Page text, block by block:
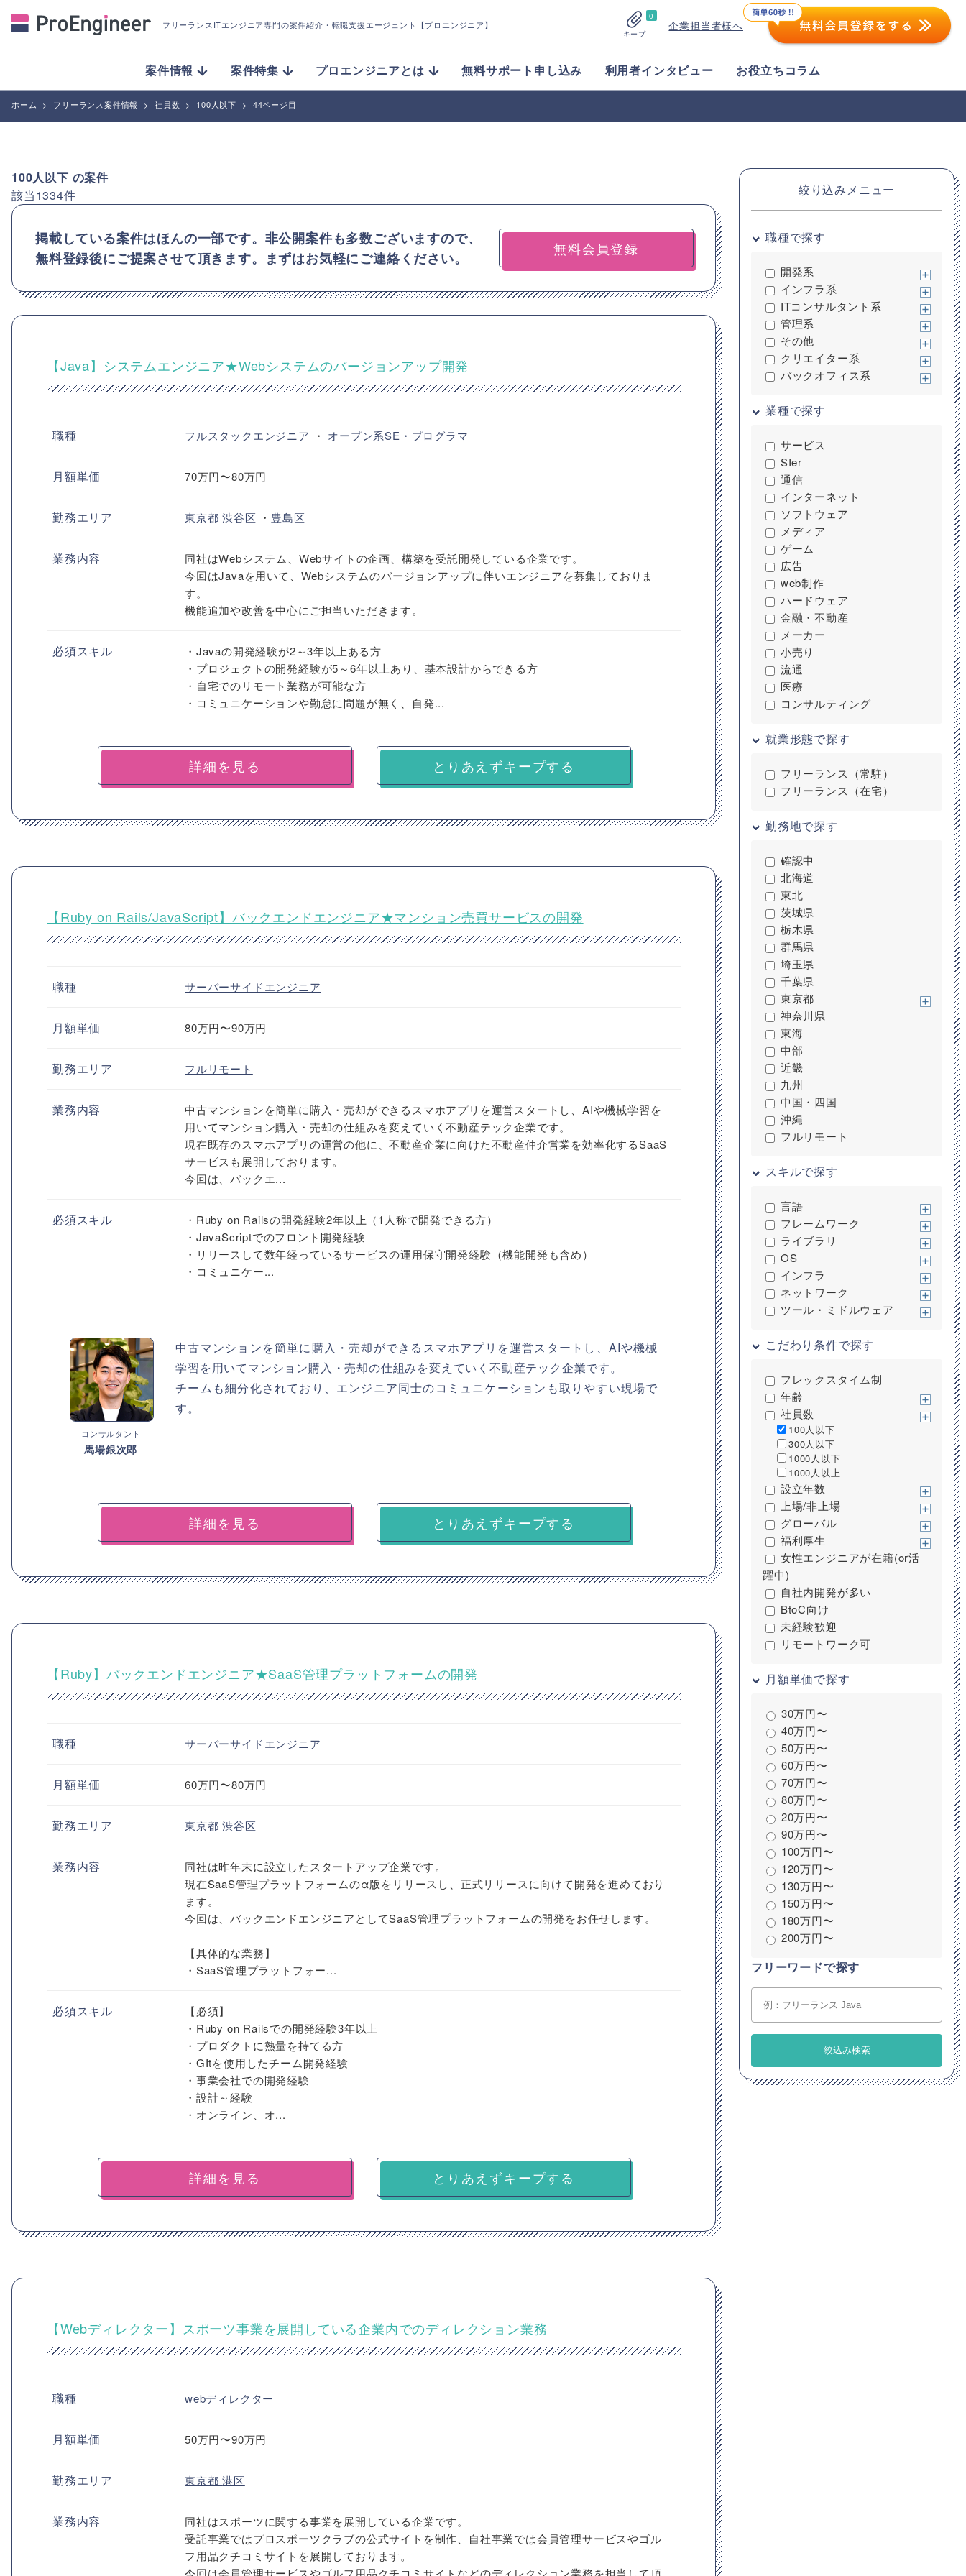
フリーランスITエンジニア専門の案件紹介 ・転職支援エージェント【プロエンジニア】
0
キープ
企業担当者様へ
案件情報 案件特集 プロエンジニアとは 無料サポート申し込み 利用者インタビュー お役立ちコラム
ホーム > フリーランス案件情報 > 社員数 > 100人以下 > 44ページ目
100人以下 の案件
該当1334件
掲載している案件はほんの一部です。非公開案件も多数ございますので、
無料登録後にご提案させて頂きます。まずはお気軽にご連絡ください。
無料会員登録
【Java】システムエンジニア★Webシステムのバージョンアップ開発
職種 フルスタックエンジニア ・ オープン系SE・プログラマ
月額単価 70万円〜80万円
勤務エリア 東京都渋谷区 ・ 豊島区
業務内容
同社はWebシステム、Webサイトの企画、構築を受託開発している企業です。
今回はJavaを用いて、Webシステムのバージョンアップに伴いエンジニアを募集しておりま
す。
機能追加や改善を中心にご担当いただきます。
必須スキル
・Javaの開発経験が2～3年以上ある方
・プロジェクトの開発経験が5～6年以上あり、基本設計からできる方
・自宅でのリモート業務が可能な方
・コミュニケーションや勤怠に問題が無く、自発...
詳細を見る とりあえずキープする
【Ruby on Rails/JavaScript】バックエンドエンジニア★マンション売買サービスの開発
職種 サーバーサイドエンジニア
月額単価 80万円〜90万円
勤務エリア フルリモート
業務内容
中古マンションを簡単に購入・売却ができるスマホアプリを運営スタートし、AIや機械学習を
用いてマンション購入・売却の仕組みを変えていく不動産テック企業です。
現在既存のスマホアプリの運営の他に、不動産企業に向けた不動産仲介営業を効率化するSaaS
サービスも展開しております。
今回は、バックエ...
必須スキル
・Ruby on Railsの開発経験2年以上（1人称で開発できる方）
・JavaScriptでのフロント開発経験
・リリースして数年経っているサービスの運用保守開発経験（機能開発も含め）
・コミュニケー...
コンサルタント
馬場銀次郎
中古マンションを簡単に購入・売却ができるスマホアプリを運営スタートし、AIや機械
学習を用いてマンション購入・売却の仕組みを変えていく不動産テック企業です。
チームも細分化されており、エンジニア同士のコミュニケーションも取りやすい現場で
す。
詳細を見る とりあえずキープする
【Ruby】バックエンドエンジニア★SaaS管理プラットフォームの開発
職種 サーバーサイドエンジニア
月額単価 60万円〜80万円
勤務エリア 東京都渋谷区
業務内容
同社は昨年末に設立したスタートアップ企業です。
現在SaaS管理プラットフォームのα版をリリースし、正式リリースに向けて開発を進めており
ます。
今回は、バックエンドエンジニアとしてSaaS管理プラットフォームの開発をお任せします。
【具体的な業務】
・SaaS管理プラットフォー...
必須スキル
【必須】
・Ruby on Railsでの開発経験3年以上
・プロダクトに熱量を持てる方
・GItを使用したチーム開発経験
・事業会社での開発経験
・設計～経験
・オンライン、オ...
詳細を見る とりあえずキープする
【Webディレクター】スポーツ事業を展開している企業内でのディレクション業務
職種 webディレクター
月額単価 50万円〜90万円
勤務エリア 東京都港区
業務内容
同社はスポーツに関する事業を展開している企業です。
受託事業ではプロスポーツクラブの公式サイトを制作、自社事業では会員管理サービスやゴル
フ用品クチコミサイトを展開しております。
今回は会員管理サービスやゴルフ用品クチコミサイトなどのディレクション業務を担当して頂
絞り込みメニュー
職種で探す
開発系
インフラ系
ITコンサルタント系
管理系
その他
クリエイター系
バックオフィス系
業種で探す
サービス
SIer
通信
インターネット
ソフトウェア
メディア
ゲーム
広告
web制作
ハードウェア
金融・不動産
メーカー
小売り
流通
医療
コンサルティング
就業形態で探す
フリーランス（常駐）
フリーランス（在宅）
勤務地で探す
確認中
北海道
東北
茨城県
栃木県
群馬県
埼玉県
千葉県
東京都
神奈川県
東海
中部
近畿
九州
中国・四国
沖縄
フルリモート
スキルで探す
言語
フレームワーク
ライブラリ
OS
インフラ
ネットワーク
ツール・ミドルウェア
こだわり条件で探す
フレックスタイム制
年齢
社員数
100人以下
300人以下
1000人以下
1000人以上
設立年数
上場/非上場
グローバル
福利厚生
女性エンジニアが在籍(or活
躍中)
自社内開発が多い
BtoC向け
未経験歓迎
リモートワーク可
月額単価で探す
30万円〜
40万円〜
50万円〜
60万円〜
70万円〜
80万円〜
20万円〜
90万円〜
100万円〜
120万円〜
130万円〜
150万円〜
180万円〜
200万円〜
フリーワードで探す